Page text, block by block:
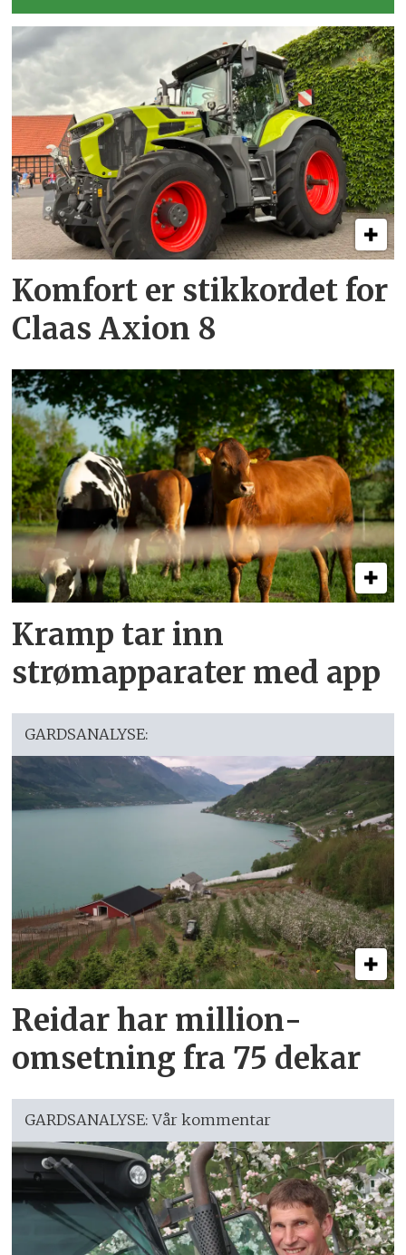
Komfort er stikkordet for
Claas Axion 8
Kramp tar inn
strømapparater med app
GARDSANALYSE:
Reidar har million­
omsetning fra 75 dekar
GARDSANALYSE: Vår kommentar